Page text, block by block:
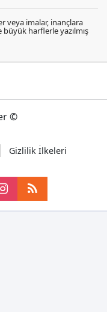
veya imalar, inançlara
büyük harflerle yazılmış
©
Gizlilik İlkeleri